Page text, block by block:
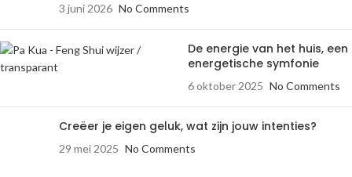
3 juni 2026 No Comments
De energie van het huis, een
energetische symfonie
6 oktober 2025 No Comments
Creëer je eigen geluk, wat zijn jouw intenties?
29 mei 2025 No Comments